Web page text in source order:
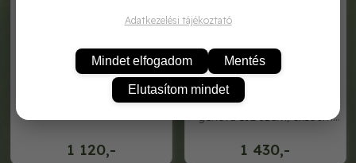
1 120,-
szent bazsalikom 1g rocalba
1 430,-
vetőkorong bazsalikom de
genova 132 szem/3x10cm
Adatkezelési tájékoztató
Mindet elfogadom Mentés
Elutasítom mindet